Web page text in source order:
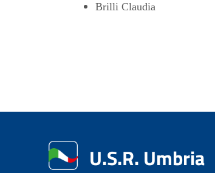
Brilli Claudia
U.S.R. Umbria